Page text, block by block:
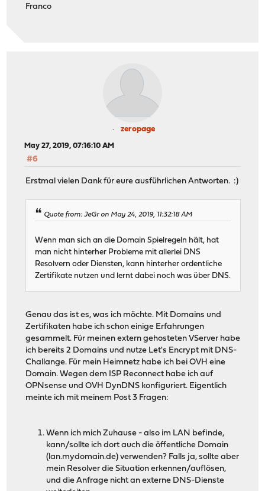
Franco
zeropage
May 27, 2019, 07:16:10 AM
#6
Erstmal vielen Dank für eure ausführlichen Antworten. :)
Quote from: JeGr on May 24, 2019, 11:32:18 AM
Wenn man sich an die Domain Spielregeln hält, hat
man nicht hinterher Probleme mit allerlei DNS
Resolvern oder Diensten, kann hinterher ordentliche
Zertifikate nutzen und lernt dabei noch was über DNS.
Genau das ist es, was ich möchte. Mit Domains und
Zertifikaten habe ich schon einige Erfahrungen
gesammelt. Für meinen extern gehosteten VServer habe
ich bereits 2 Domains und nutze Let's Encrypt mit DNS-
Challange. Für mein Heimnetz habe ich bei OVH eine
Domain. Wegen dem ISP Reconnect habe ich auf
OPNsense und OVH DynDNS konfiguriert. Eigentlich
meinte ich mit meinem Post 3 Fragen:
Wenn ich mich Zuhause - also im LAN befinde,
kann/sollte ich dort auch die öffentliche Domain
(lan.mydomain.de) verwenden? Falls ja, sollte aber
mein Resolver die Situation erkennen/auflösen,
und die Anfrage nicht an externe DNS-Dienste